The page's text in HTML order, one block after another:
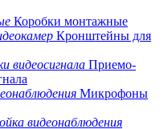
Коробки монтажные
Кронштейны для
Приемо-
Микрофоны